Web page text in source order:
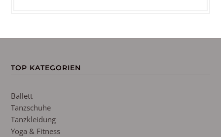
TOP KATEGORIEN
Ballett
Tanzschuhe
Tanzkleidung
Yoga & Fitness